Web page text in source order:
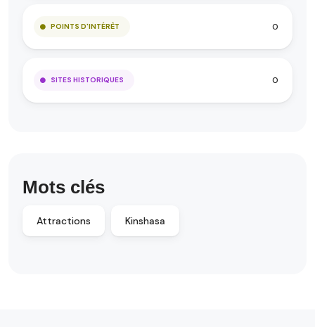
POINTS D'INTÉRÊT 0
SITES HISTORIQUES 0
Mots clés
Attractions Kinshasa